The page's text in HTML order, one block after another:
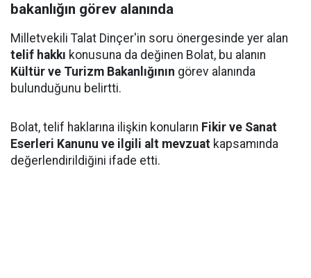
bakanlığın görev alanında
Milletvekili Talat Dinçer'in soru önergesinde yer alan
telif hakkı konusuna da değinen Bolat, bu alanın
Kültür ve Turizm Bakanlığının görev alanında
bulunduğunu belirtti.
Bolat, telif haklarına ilişkin konuların Fikir ve Sanat
Eserleri Kanunu ve ilgili alt mevzuat kapsamında
değerlendirildiğini ifade etti.